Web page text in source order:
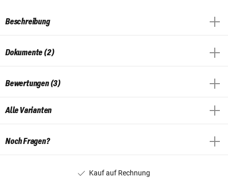
Beschreibung
Dokumente (2)
Bewertungen (3)
Alle Varianten
Noch Fragen?
Kauf auf Rechnung